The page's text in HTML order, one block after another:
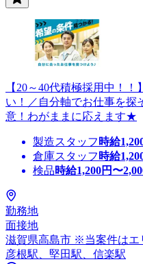
【20～40代積極採用中！
い！／自分軸でお仕事を探
意！わがままに応えます★
製造スタッフ 時給
倉庫スタッフ 時給
検品時給1,200円〜
勤務地
面接地
滋賀県高島市 ※当案件はエ
彦根駅、堅田駅、信楽駅